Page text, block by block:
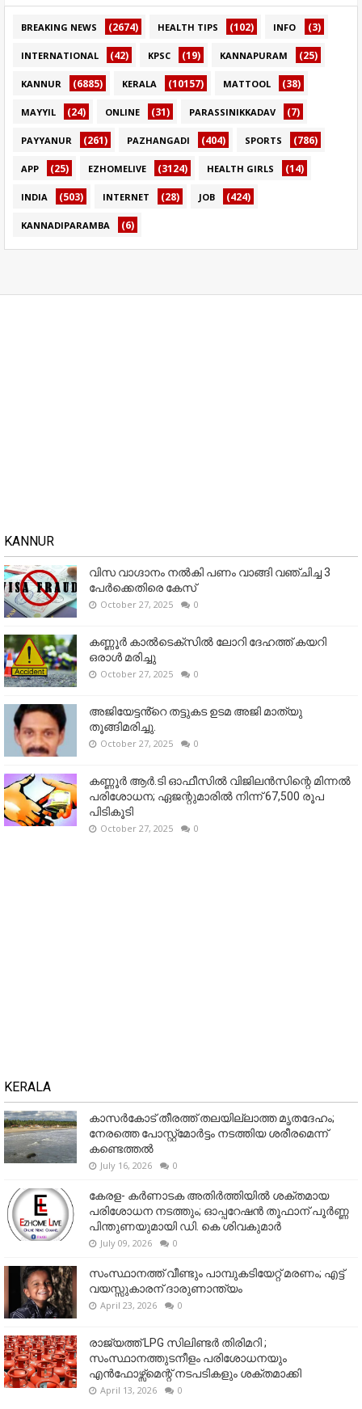
BREAKING NEWS (2674) HEALTH TIPS (102) INFO (3)
INTERNATIONAL (42) KPSC (19) KANNAPURAM (25)
KANNUR (6885) KERALA (10157) MATTOOL (38)
MAYYIL (24) ONLINE (31) PARASSINIKKADAV (7)
PAYYANUR (261) PAZHANGADI (404) SPORTS (786)
APP (25) EZHOMELIVE (3124) HEALTH GIRLS (14)
INDIA (503) INTERNET (28) JOB (424)
KANNADIPARAMBA (6)
KANNUR
വിസ വാഗ്ദാനം നൽകി പണം വാങ്ങി വഞ്ചിച്ച 3
പേർക്കെതിരെ കേസ്
October 27, 2025 0
കണ്ണൂര്‍ കാല്‍ടെക്‌സില്‍ ലോറി ദേഹത്ത് കയറി
ഒരാള്‍ മരിച്ചു
October 27, 2025 0
അജിയേട്ടൻ്റെ തട്ടുകട ഉടമ അജി മാത്യു
തൂങ്ങിമരിച്ചു.
October 27, 2025 0
കണ്ണൂര്‍ ആര്‍.ടി ഓഫീസില്‍ വിജിലൻസിന്റെ മിന്നല്‍
പരിശോധന; ഏജന്റുമാരില്‍ നിന്ന് 67,500 രൂപ
പിടികൂടി
October 27, 2025 0
KERALA
കാസർകോട് തീരത്ത് തലയില്ലാത്ത മൃതദേഹം;
നേരത്തെ പോസ്റ്റ്‌മോർട്ടം നടത്തിയ ശരീരമെന്ന്
കണ്ടെത്തൽ
July 16, 2026 0
കേരള- കർണാടക അതിർത്തിയിൽ ശക്തമായ
പരിശോധന നടത്തും; ഓപ്പറേഷൻ തൂഫാന് പൂർണ്ണ
പിന്തുണയുമായി ഡി. കെ ശിവകുമാർ
July 09, 2026 0
സംസ്ഥാനത്ത് വീണ്ടും പാമ്പുകടിയേറ്റ് മരണം; എട്ട്
വയസ്സുകാരന് ദാരുണാന്ത്യം
April 23, 2026 0
രാജ്യത്ത് LPG സിലിണ്ടർ തിരിമറി ;
സംസ്ഥാനത്തുടനീളം പരിശോധനയും
എൻഫോഴ്സ്മെന്റ് നടപടികളും ശക്തമാക്കി
April 13, 2026 0